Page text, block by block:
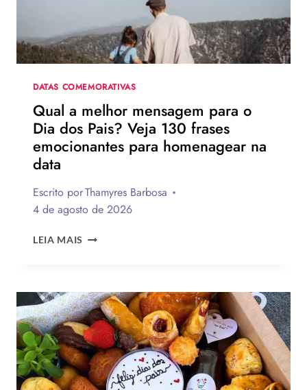
UM
NOVO
DIA
DATAS COMEMORATIVAS
Qual a melhor mensagem para o
Dia dos Pais? Veja 130 frases
emocionantes para homenagear na
data
Escrito porThamyres Barbosa
4 de agosto de 2026
LEIA MAIS QUAL
PARA
O
DIA
DOS
PAIS?
VEJA
130